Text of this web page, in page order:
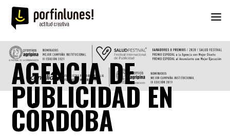
AGENCIA DE
PUBLICIDAD EN
CÓRDOBA